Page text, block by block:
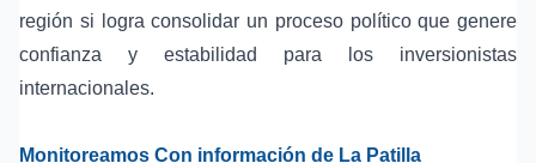
región si logra consolidar un proceso político que genere
confianza y estabilidad para los inversionistas
internacionales.
Monitoreamos Con información de La Patilla